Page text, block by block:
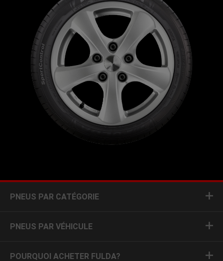
PNEUS PAR CATÉGORIE
PNEUS PAR VÉHICULE
POURQUOI ACHETER FULDA?